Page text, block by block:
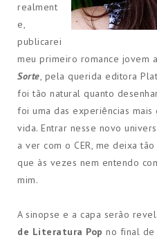
realment
e,
publicarei
meu primeiro romance jovem
Sorte, pela querida editora
foi tão natural quanto
foi uma das experiências
vida. Entrar nesse novo
a ver com o CER, me deixa
que às vezes nem entendo
mim.
A sinopse e a capa serão
de Literatura Pop no final de